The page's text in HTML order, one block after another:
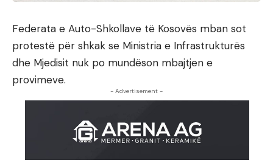
Federata e Auto-Shkollave të Kosovës mban sot
protestë për shkak se Ministria e Infrastrukturës
dhe Mjedisit nuk po mundëson mbajtjen e
provimeve.
- Advertisement -